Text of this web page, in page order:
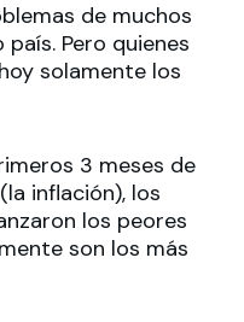
de muchos
Pero quienes
solamente los
3 meses de
inflación), los
los peores
son los más